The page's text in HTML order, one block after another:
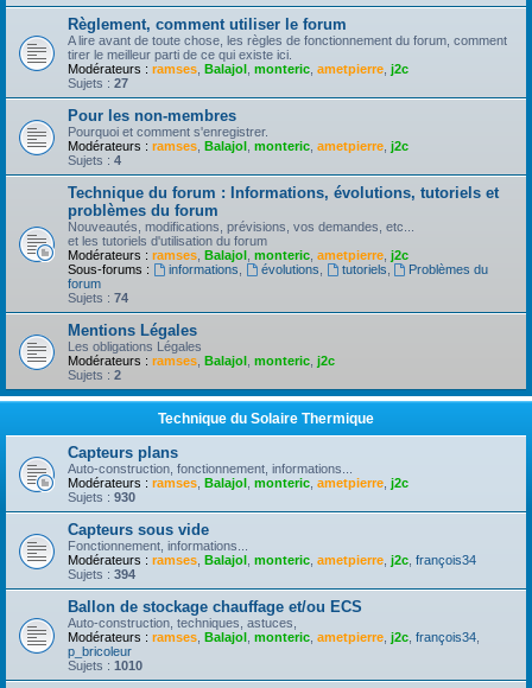
Règlement, comment utiliser le forum
A lire avant de toute chose, les règles de fonctionnement du forum, comment
tirer le meilleur parti de ce qui existe ici.
Modérateurs : ramses Balajol monteric ametpierre j2c
Sujets : 27
Pour les non-membres
Pourquoi et comment s'enregistrer.
Modérateurs : ramses Balajol monteric ametpierre j2c
Sujets : 4
Technique du forum : Informations, évolutions, tutoriels et
problèmes du forum
Nouveautés, modifications, prévisions, vos demandes, etc...
et les tutoriels d'utilisation du forum
Modérateurs : ramses Balajol monteric ametpierre j2c
Sous-forums :
informations évolutions tutoriels
Problèmes du
forum
Sujets : 74
Mentions Légales
Les obligations Légales
Modérateurs : ramses Balajol monteric j2c
Sujets : 2
Technique du Solaire Thermique
Capteurs plans
Auto-construction, fonctionnement, informations...
Modérateurs : ramses Balajol monteric ametpierre j2c
Sujets : 930
Capteurs sous vide
Fonctionnement, informations...
Modérateurs : ramses Balajol monteric ametpierre j2c françois34
Sujets : 394
Ballon de stockage chauffage et/ou ECS
Auto-construction, techniques, astuces,
Modérateurs : ramses Balajol monteric ametpierre j2c françois34
p_bricoleur
Sujets : 1010